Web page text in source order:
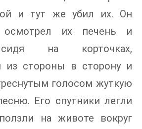
и тут же убил их. Он
осмотрел их печень и
на корточках,
из стороны в сторону и
голосом жуткую
Его спутники легли
на животе вокруг